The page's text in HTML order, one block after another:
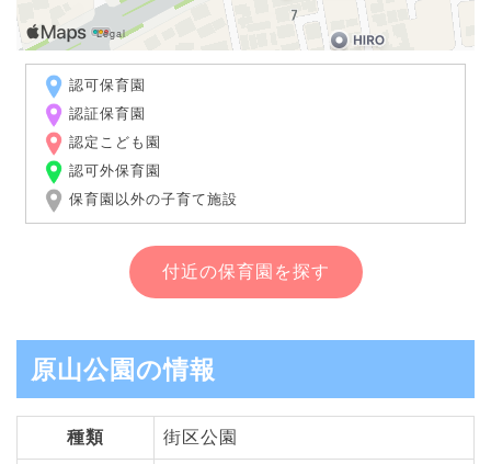
認可保育園
認証保育園
認定こども園
認可外保育園
保育園以外の子育て施設
付近の保育園を探す
原山公園の情報
種類 街区公園